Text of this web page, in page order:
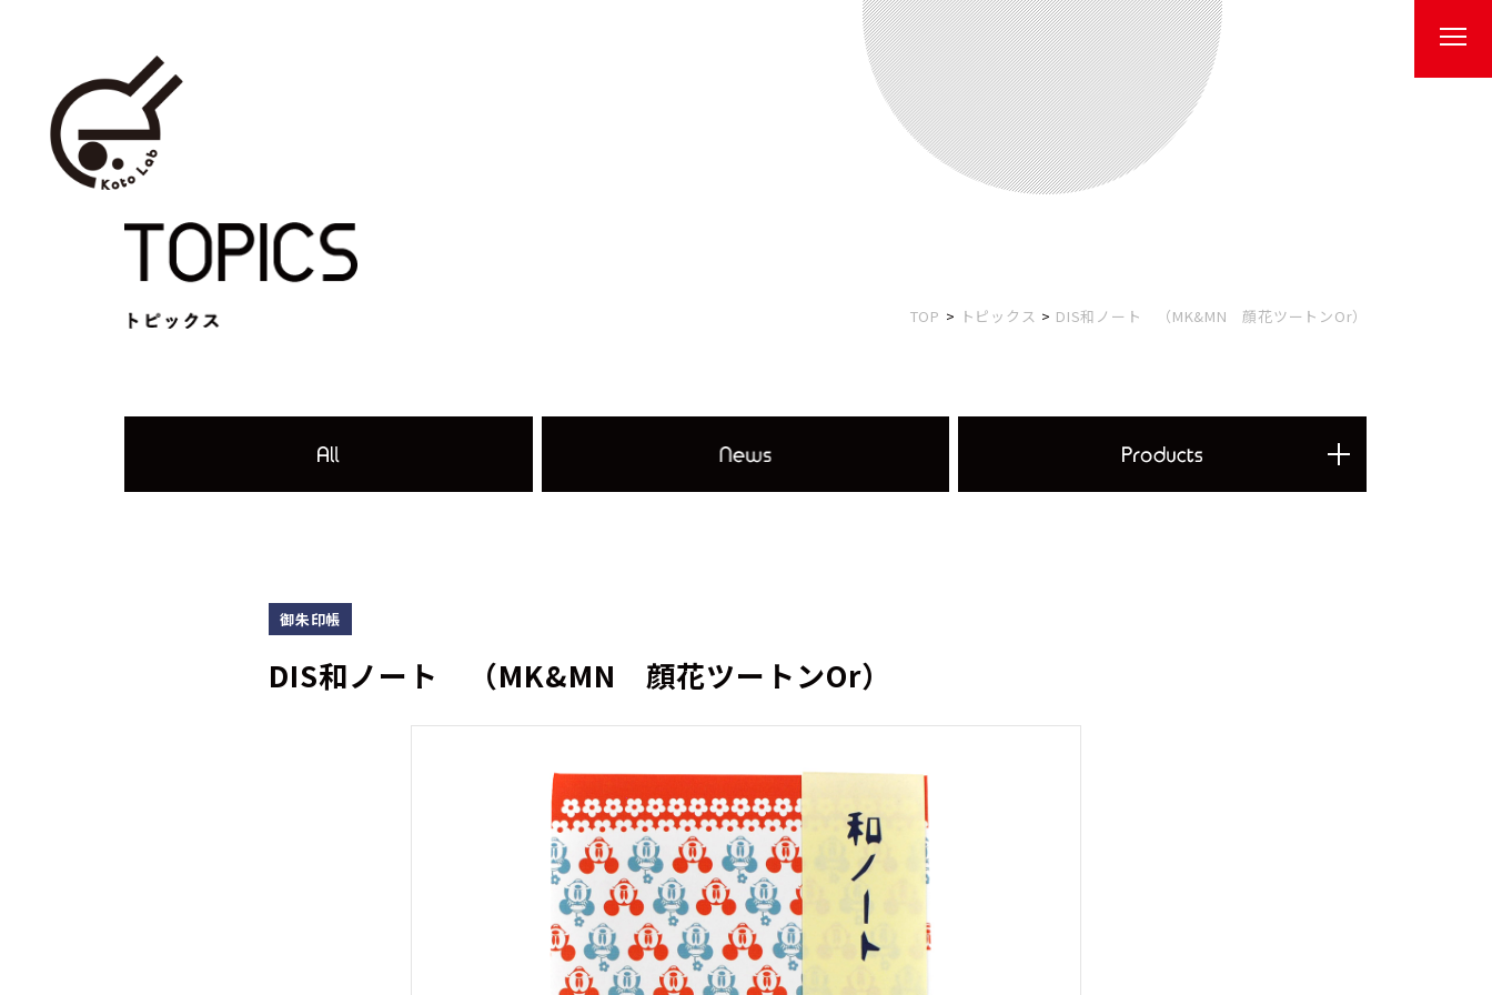
TOP トピックス DIS和ノート （MK&MN 顔花ツートンOr）
御朱印帳
DIS和ノート （MK&MN 顔花ツートンOr）